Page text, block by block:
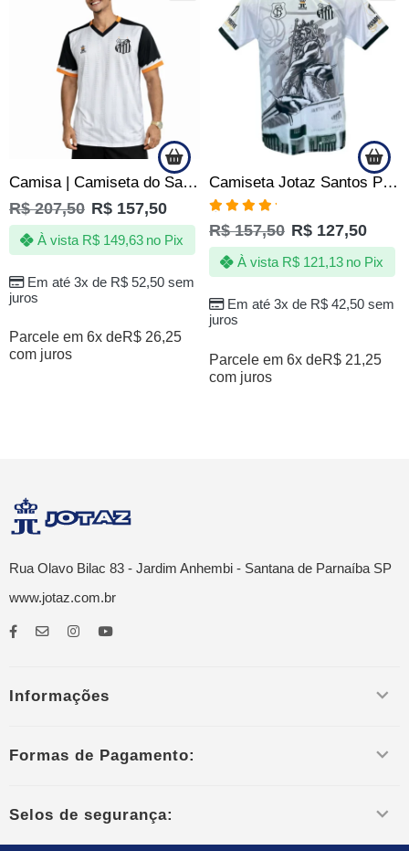
Camisa | Camiseta do Santos – A Energia da Vila Nunca Falha – Oficial
R$207,50 R$ 157,50
Em até 3x de R$52,50sem
juros
À vista R$149,63 no Pix
Parcele em 6x deR$ 26,25
com juros
Camiseta Jotaz Santos Poseidon – Masculino
Avaliação
5.00de 5
R$157,50 R$ 127,50
Em até 3x de R$42,50sem
juros
À vista R$121,13 no Pix
Parcele em 6x deR$ 21,25
com juros
Rua Olavo Bilac 83 - Jardim Anhembi - Santana de Parnaíba SP
www.jotaz.com.br
Informações
Formas de Pagamento:
Selos de segurança: